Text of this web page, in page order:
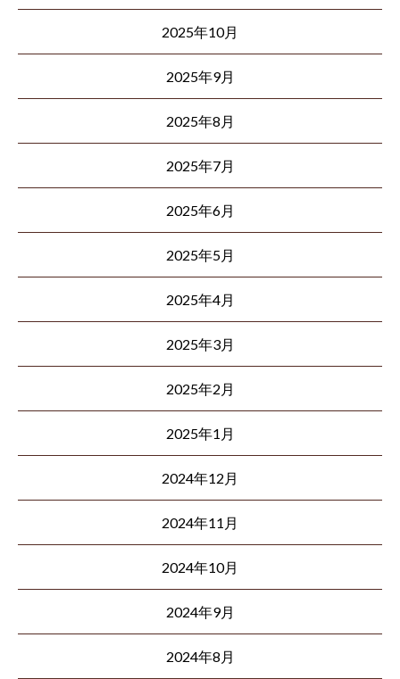
2025年10月
2025年9月
2025年8月
2025年7月
2025年6月
2025年5月
2025年4月
2025年3月
2025年2月
2025年1月
2024年12月
2024年11月
2024年10月
2024年9月
2024年8月